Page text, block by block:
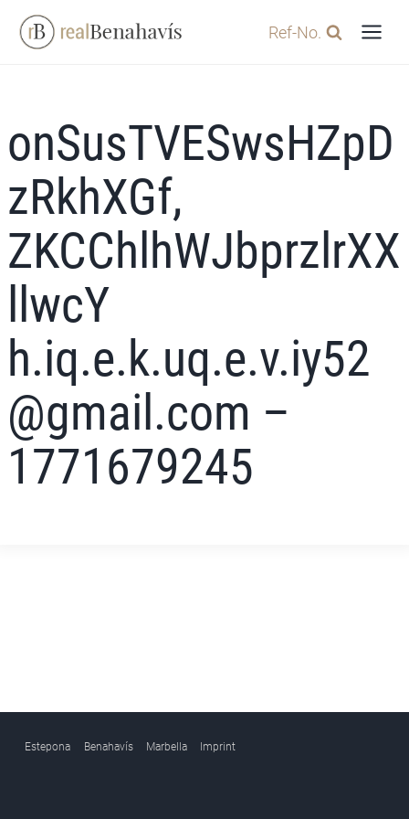
Skip
Ref-No.
onSusTVESwsHZpD
zRkhXGf,
ZKCChlhWJbprzlrXX
llwcY
h.iq.e.k.uq.e.v.iy52
@gmail.com –
1771679245
Estepona Benahavís Marbella Imprint